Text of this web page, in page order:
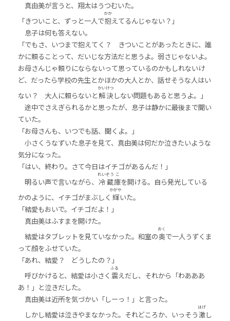
真由美が言うと、翔太はうつむいた。
「きついこと、ずっと一人で抱
かか
えてるんじゃない？」
息子は何も答えない。
「でもさ、いつまで抱えてく？ きついことがあったときに、誰
かに頼ることって、だいじな方法だと思うよ。弱さじゃないよ。
お母さんじゃ頼りにならないって思っているのかもしれないけ
ど、だったら学校の先生とかほかの大人とか、話せそうな人はい
ない？ 大人に頼らないと解
かい
決
けつ
しない問題もあると思うよ。」
途中でさえぎられるかと思ったが、息子は静かに最後まで聞い
ていた。
「お母さんも、いつでも話、聞くよ。」
小さくうなずいた息子を見て、真由美は何だか泣きたいような
気分になった。
「はい、終わり。さて今日はイチゴがあるんだ！」
明るい声で言いながら、 冷
れい
蔵
ぞう
庫
こ
を開ける。自ら発光している
かのように、イチゴがまぶしく 輝
かがや
いた。
「結愛もおいで。イチゴだよ！」
真由美はふすまを開けた。
結愛はタブレットを見ていなかった。和室の奥
おく
で一人うずくま
って顔をふせていた。
「あれ、結愛？ どうしたの？」
呼びかけると、結愛は小さく 震
ふる
えだし、それから「わあああ
あ！」と泣きだした。
真由美は近所を気づかい「しーっ！」と言った。
しかし結愛は泣きやまなかった。それどころか、いっそう激
はげ
し